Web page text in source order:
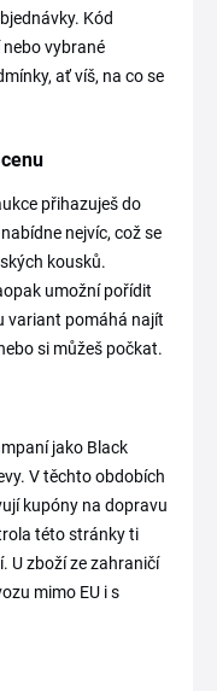
Kód
vybrané
ať víš, na co se
přihazuješ do
nejvíc, což se
kousků.
umožní pořídit
variant pomáhá najít
si můžeš počkat.
jako Black
V těchto obdobích
kupóny na dopravu
této stránky ti
U zboží ze zahraničí
mimo EU i s